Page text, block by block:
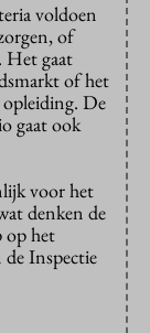
voldoen
of
Het gaat
of het
opleiding. De
gaat ook
voor het
denken de
op het
Inspectie